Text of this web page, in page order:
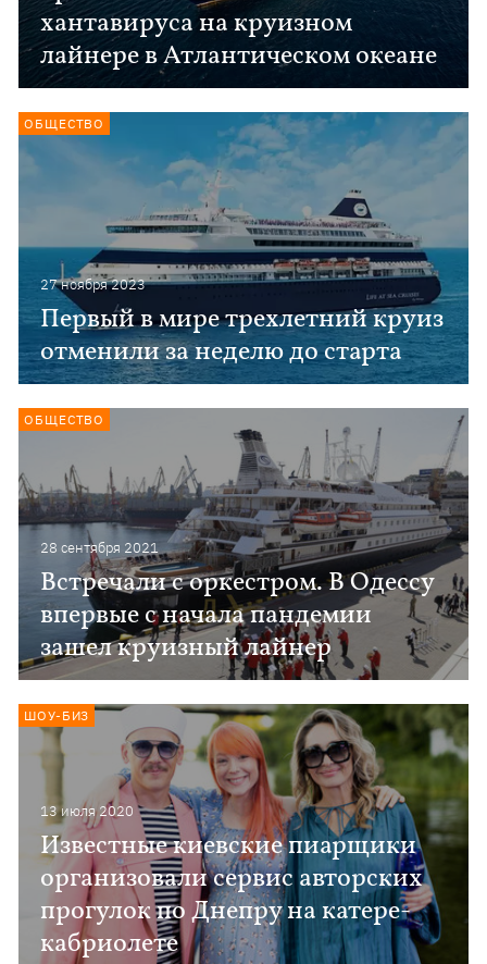
хантавируса на круизном
лайнере в Атлантическом океане
27 ноября 2023
Первый в мире трехлетний круиз
отменили за неделю до старта
ОБЩЕСТВО
28 сентября 2021
Встречали с оркестром. В Одессу
впервые с начала пандемии
зашел круизный лайнер
ОБЩЕСТВО
13 июля 2020
Известные киевские пиарщики
организовали сервис авторских
прогулок по Днепру на катере-
кабриолете
ШОУ-БИЗ